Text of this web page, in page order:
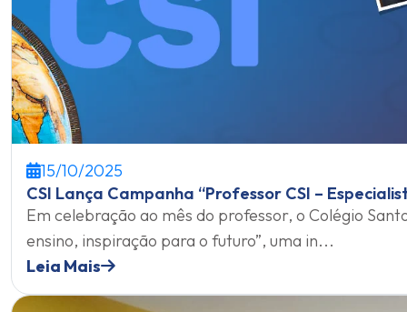
15/10/2025
CSI Lança Campanha “Professor CSI –
Em celebração ao mês do professor, o Colégio
ensino, inspiração para o futuro”, uma in...
Leia Mais